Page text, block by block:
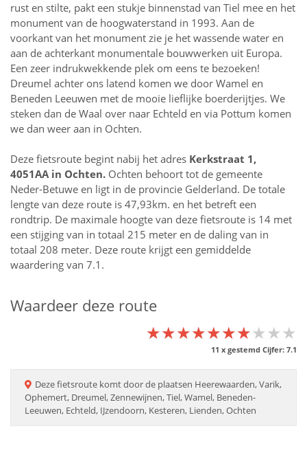
rust en stilte, pakt een stukje binnenstad van Tiel mee en het
monument van de hoogwaterstand in 1993. Aan de
voorkant van het monument zie je het wassende water en
aan de achterkant monumentale bouwwerken uit Europa.
Een zeer indrukwekkende plek om eens te bezoeken!
Dreumel achter ons latend komen we door Wamel en
Beneden Leeuwen met de mooie lieflijke boerderijtjes. We
steken dan de Waal over naar Echteld en via Pottum komen
we dan weer aan in Ochten.
Deze fietsroute begint nabij het adres Kerkstraat 1,
4051AA in Ochten. Ochten behoort tot de gemeente
Neder-Betuwe en ligt in de provincie Gelderland. De totale
lengte van deze route is 47,93km. en het betreft een
rondtrip. De maximale hoogte van deze fietsroute is 14 met
een stijging van in totaal 215 meter en de daling van in
totaal 208 meter. Deze route krijgt een gemiddelde
waardering van 7.1.
Waardeer deze route
★★★★★★★★★★
★★★★★★★★★★
★★★★★★★★★★
11 x gestemd Cijfer: 7.1
Dezefietsroute komt door de plaatsen Heerewaarden, Varik,
Ophemert, Dreumel, Zennewijnen, Tiel, Wamel, Beneden-
Leeuwen, Echteld, IJzendoorn, Kesteren, Lienden, Ochten